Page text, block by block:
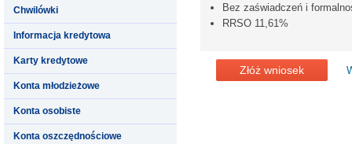
Chwilówki
Informacja kredytowa
Karty kredytowe
Konta młodzieżowe
Konta osobiste
Konta oszczędnościowe
Bez zaświadczeń i
RRSO 11,61%
Złóż wniosek